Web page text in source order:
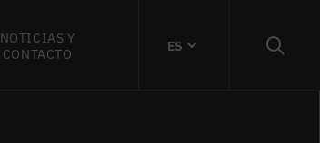
NOTICIAS Y
CONTACTO
ES